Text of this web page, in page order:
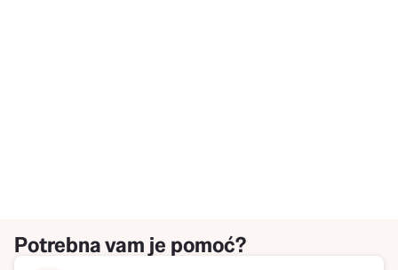
Potrebna vam je pomoć?